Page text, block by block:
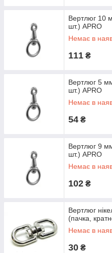
Вертлюг 10
шт.) APRO
Немає в
111 ₴
Вертлюг 5
шт.) APRO
Немає в
54 ₴
Вертлюг 9
шт.) APRO
Немає в
102 ₴
Вертлюг
(пачка,
Немає в
30 ₴